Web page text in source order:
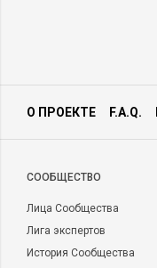
О ПРОЕКТЕ F.A.Q.
CООБЩЕСТВО
Лица Сообщества
Лига экспертов
История Сообщества